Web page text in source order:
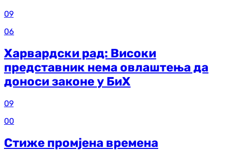
09
06
Харвардски рад: Високи
представник нема овлаштења да
доноси законе у БиХ
09
00
Стиже промјена времена